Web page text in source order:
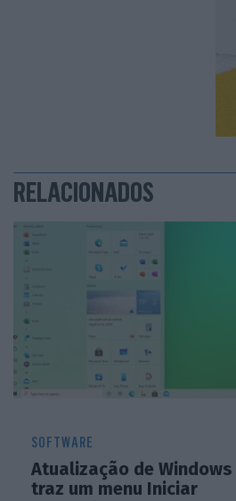
RELACIONADOS
SOFTWARE
Atualização de Windows
traz um menu Iniciar